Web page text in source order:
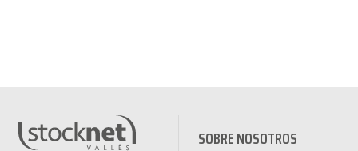
SOBRE NOSOTROS